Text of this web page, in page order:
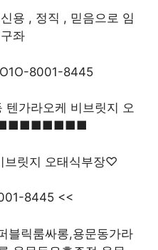
용 , 정직 , 믿음으로 임
좌
8001-8445
라오케 비브릿지 오
브릿지 오태식부장♡
8445 <<